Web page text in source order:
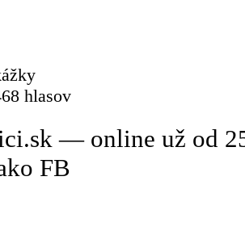
hlasov
— online už od
FB